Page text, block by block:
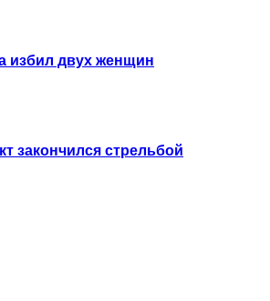
избил двух женщин
закончился стрельбой